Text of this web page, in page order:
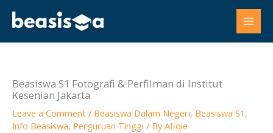
content
Beasiswa S1 Fotografi & Perfilman di Institut
Kesenian Jakarta
Leave a Comment / Beasiswa Dalam Negeri, Beasiswa S1 ,
Info Beasiswa, Perguruan Tinggi / ByAfiqie